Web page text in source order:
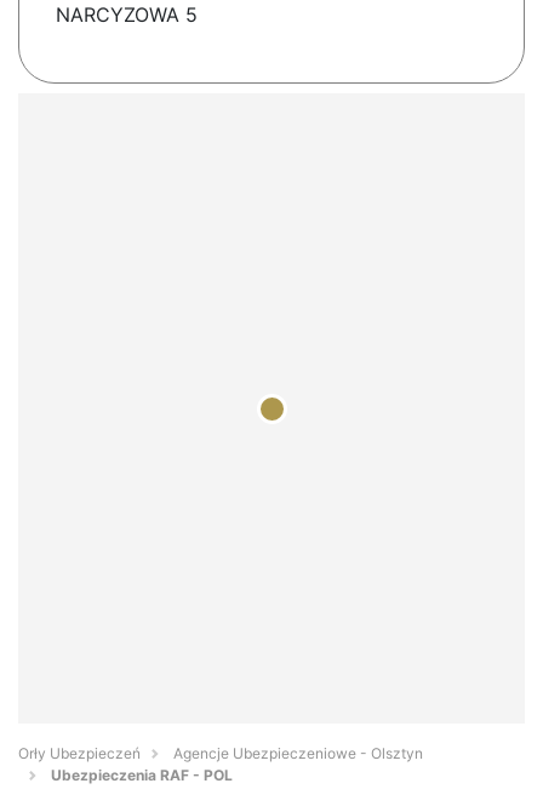
NARCYZOWA 5
Orły Ubezpieczeń
Agencje Ubezpieczeniowe - Olsztyn
Ubezpieczenia RAF - POL